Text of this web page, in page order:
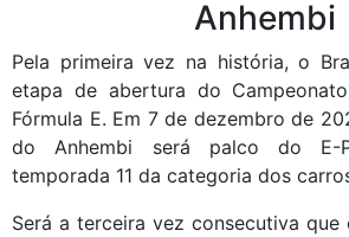
Anhembi
Pela primeira vez na história, o
etapa de abertura do
Fórmula E. Em 7 de dezembro de
do Anhembi será palco do E-
temporada 11 da categoria dos
Será a terceira vez consecutiva que